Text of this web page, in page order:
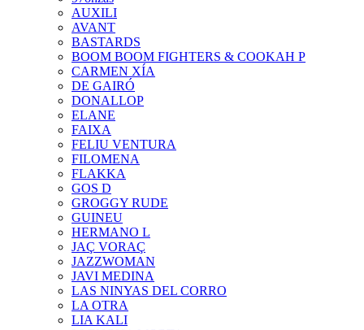
AUXILI
AVANT
BASTARDS
BOOM BOOM FIGHTERS & COOKAH P
CARMEN XÍA
DE GAIRÓ
DONALLOP
ELANE
FAIXA
FELIU VENTURA
FILOMENA
FLAKKA
GOS D
GROGGY RUDE
GUINEU
HERMANO L
JAÇ VORAÇ
JAZZWOMAN
JAVI MEDINA
LAS NINYAS DEL CORRO
LA OTRA
LIA KALI